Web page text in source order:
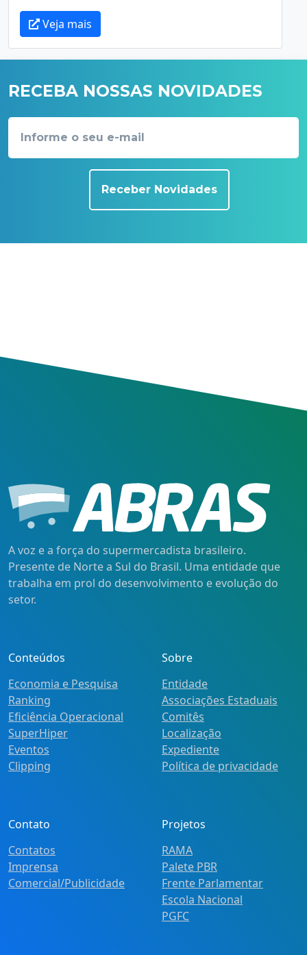
Veja mais
RECEBA NOSSAS NOVIDADES
Receber Novidades
A voz e a força do supermercadista brasileiro.
Presente de Norte a Sul do Brasil. Uma entidade que
trabalha em prol do desenvolvimento e evolução do
setor.
Conteúdos
Economia e Pesquisa
Ranking
Eficiência Operacional
SuperHiper
Eventos
Clipping
Sobre
Entidade
Associações Estaduais
Comitês
Localização
Expediente
Política de privacidade
Contato
Contatos
Imprensa
Comercial/Publicidade
Projetos
RAMA
Palete PBR
Frente Parlamentar
Escola Nacional
PGFC